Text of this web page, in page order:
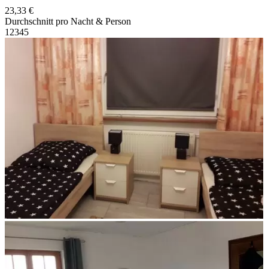
23,33 €
Durchschnitt pro Nacht & Person
1 2345